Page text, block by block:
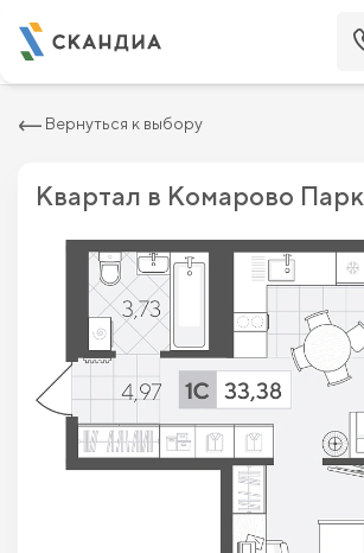
Вернуться к выбору
Квартал в Комарово Парк
Квартира c одной спальней 33.38 м
5 640 800 ₽6 410 000 ₽